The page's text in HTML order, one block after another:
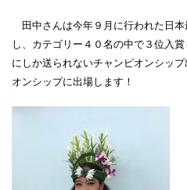
田中さんは今年９月に行われた日本
し、カテゴリー４０名の中で３位入
にしか送られないチャンピオンシッ
オンシップに出場します！